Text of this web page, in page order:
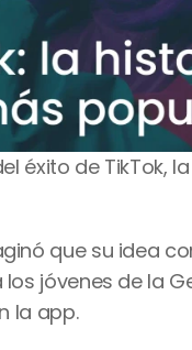
éxito de TikTok,
que su idea
jóvenes de la
la app.